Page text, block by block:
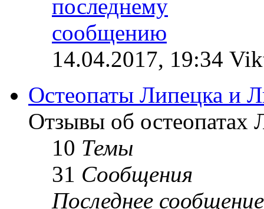
14.04.2017, 19:34
Остеопаты Липецка и
Отзывы об остеопатах
10 Темы
31 Сообщения
Последнее сообщение